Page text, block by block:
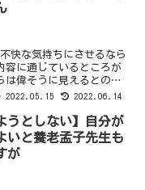
快な気持ちにさせるなら
容に通じているところが
偉そうに見えるとの事
るのが、人を見...
2022.05.15 2022.06.14
うとしない】自分が
いと養老孟子先生も
が